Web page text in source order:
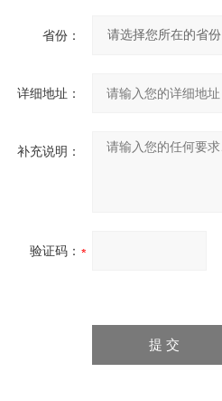
省份：
详细地址：
补充说明：
验证码：